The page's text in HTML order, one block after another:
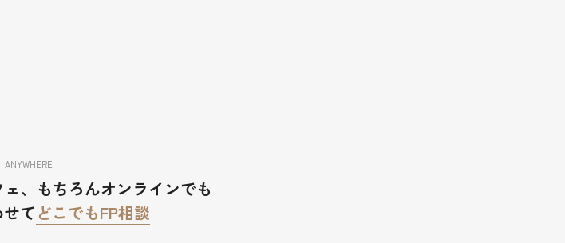
ANYWHERE
、 もちろんオンラインでも
てどこでもFP相談